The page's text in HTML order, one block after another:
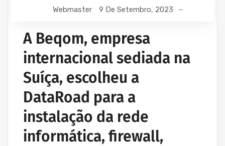
MANUTENÇÃO INFORMÁTICA EMPRESAS
Webmaster 9 De Setembro, 2023
A Beqom, empresa
internacional sediada na
Suíça, escolheu a
DataRoad para a
instalação da rede
informática, firewall,